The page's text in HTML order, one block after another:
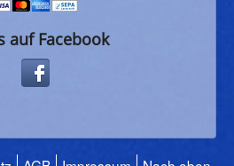
auf Facebook